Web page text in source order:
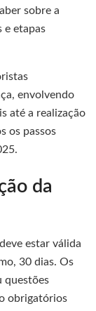
sobre a
e etapas
envolvendo
até a realização
os passos
da
estar válida
30 dias. Os
questões
obrigatórios